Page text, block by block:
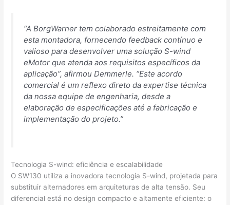
“A BorgWarner tem colaborado estreitamente com
esta montadora, fornecendo feedback contínuo e
valioso para desenvolver uma solução S-wind
eMotor que atenda aos requisitos específicos da
aplicação”, afirmou Demmerle. “Este acordo
comercial é um reflexo direto da expertise técnica
da nossa equipe de engenharia, desde a
elaboração de especificações até a fabricação e
implementação do projeto.”
Tecnologia S-wind: eficiência e escalabilidade
O SW130 utiliza a inovadora tecnologia S-wind, projetada para
substituir alternadores em arquiteturas de alta tensão. Seu
diferencial está no design compacto e altamente eficiente: o